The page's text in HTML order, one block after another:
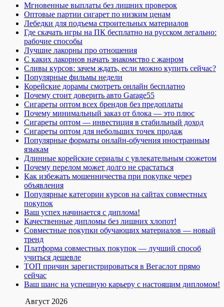
Мгновенные выплаты без лишних проверок
Оптовые партии сигарет по низким ценам
Лебедки для подъема строительных материалов
Где скачать игры на ПК бесплатно на русском легально:
рабочие способы
Лучшие лакорны про отношения
С каких лакорнов начать знакомство с жанром
Сливы курсов: зачем ждать, если можно купить сейчас?
Популярные фильмы недели
Корейские дорамы смотреть онлайн бесплатно
Почему стоит доверить авто Garage55
Сигареты оптом всех брендов без предоплаты
Почему минимальный заказ от блока — это плюс
Сигареты оптом — инвестиция в стабильный доход
Сигареты оптом для небольших точек продаж
Популярные форматы онлайн-обучения иностранным
языкам
Длинные корейские сериалы с увлекательным сюжетом
Почему перелом может долго не срастаться
Как избежать мошенничества при покупке через
объявления
Популярные категории курсов на сайтах совместных
покупок
Ваш успех начинается с диплома!
Качественные дипломы без лишних хлопот!
Совместные покупки обучающих материалов — новый
тренд
Платформа совместных покупок — лучший способ
учиться дешевле
ТОП причин зарегистрироваться в Вегаслот прямо
сейчас
Ваш шанс на успешную карьеру с настоящим дипломом!
Август 2026